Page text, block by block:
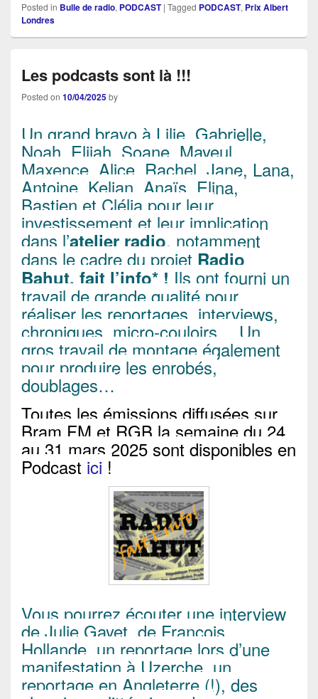
Posted in Bulle de radio, PODCAST | Tagged PODCAST, Prix Albert
Londres
Les podcasts sont là !!!
Posted on 10/04/2025by
Un grand bravo à Lilie, Gabrielle,
Noah, Elijah, Soane, Mayeul,
Maxence, Alice, Rachel, Jane, Lana,
Antoine, Kelian, Anaïs, Elina,
Bastien et Clélia pour leur
investissement et leur implication
dans l’atelier radio, notamment
dans le cadre du projet Radio
Bahut, fait l’info* ! Ils ont fourni un
travail de grande qualité pour
réaliser les reportages, interviews,
chroniques, micro-couloirs… Un
gros travail de montage également
pour produire les enrobés,
doublages…
Toutes les émissions diffusées sur
Bram FM et RGB la semaine du 24
au 31 mars 2025 sont disponibles en
Podcast ici !
Vous pourrez écouter une interview
de Julie Gayet, de François
Hollande, un reportage lors d’une
manifestation à Uzerche, un
reportage en Angleterre (!), des